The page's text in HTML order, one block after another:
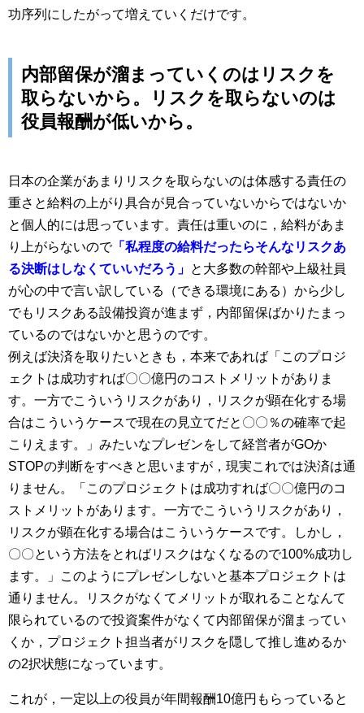
功序列にしたがって増えていくだけです。
内部留保が溜まっていくのはリスクを
取らないから。リスクを取らないのは
役員報酬が低いから。
日本の企業があまりリスクを取らないのは体感する責任の
重さと給料の上がり具合が見合っていないからではないか
と個人的には思っています。責任は重いのに，給料があま
り上がらないので「私程度の給料だったらそんなリスクあ
る決断はしなくていいだろう」 と大多数の幹部や上級社員
が心の中で言い訳している（できる環境にある）から少し
でもリスクある設備投資が進まず，内部留保ばかりたまっ
ているのではないかと思うのです。
例えば決済を取りたいときも，本来であれば「このプロジ
ェクトは成功すれば〇〇億円のコストメリットがありま
す。一方でこういうリスクがあり，リスクが顕在化する場
合はこういうケースで現在の見立てだと〇〇％の確率で起
こりえます。」みたいなプレゼンをして経営者がGOか
STOPの判断をすべきと思いますが，現実これでは決済は通
りません。「このプロジェクトは成功すれば〇〇億円のコ
ストメリットがあります。一方でこういうリスクがあり，
リスクが顕在化する場合はこういうケースです。しかし，
〇〇という方法をとればリスクはなくなるので100%成功し
ます。」このようにプレゼンしないと基本プロジェクトは
通りません。リスクがなくてメリットが取れることなんて
限られているので投資案件がなくて内部留保が溜まってい
くか，プロジェクト担当者がリスクを隠して推し進めるか
の2択状態になっています。
これが，一定以上の役員が年間報酬10億円もらっていると